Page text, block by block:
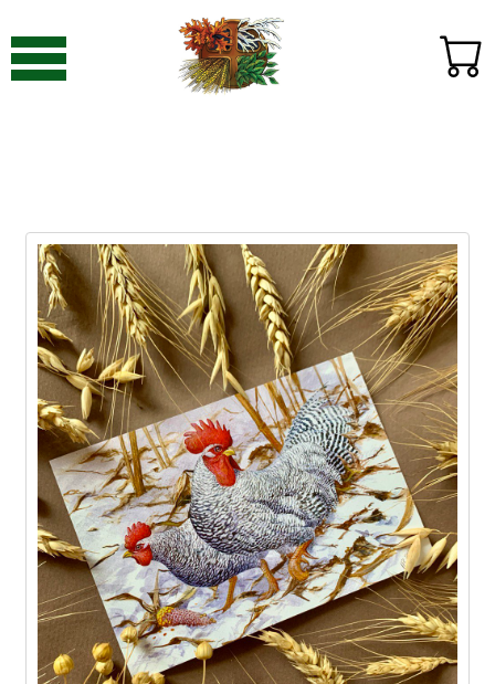
Видавництво «Пори року»-Товари за темою: домашня птиця